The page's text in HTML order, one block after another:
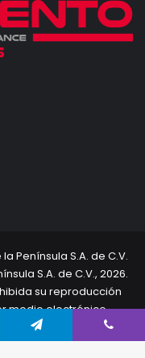
Península S.A. de C.V.
S.A. de C.V., 2026.
su reproducción
medio electrónico.
Directorio
Telegram Viber